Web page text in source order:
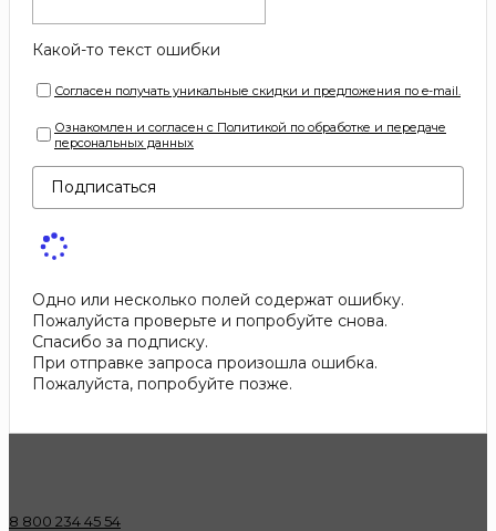
Какой-то текст ошибки
Согласен получать уникальные скидки и предложения по e-mail.
Ознакомлен и согласен с Политикой по обработке и передаче
персональных данных
Подписаться
Одно или несколько полей содержат ошибку.
Пожалуйста проверьте и попробуйте снова.
Спасибо за подписку.
При отправке запроса произошла ошибка.
Пожалуйста, попробуйте позже.
8 800 234 45 54